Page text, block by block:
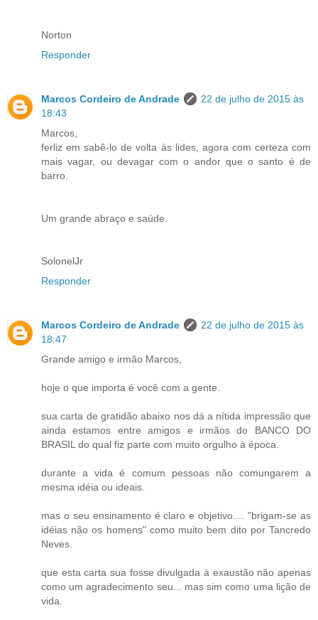
Norton
Responder
Marcos Cordeiro de Andrade
22 de julho de 2015 às
18:43
Marcos,
ferliz em sabê-lo de volta às lides, agora com certeza com
mais vagar, ou devagar com o andor que o santo é de
barro.
Um grande abraço e saúde.
SolonelJr
Responder
Marcos Cordeiro de Andrade
22 de julho de 2015 às
18:47
Grande amigo e irmão Marcos,
hoje o que importa é você com a gente.
sua carta de gratidão abaixo nos dá a nítida impressão que
ainda estamos entre amigos e irmãos do BANCO DO
BRASIL do qual fiz parte com muito orgulho à época.
durante a vida é comum pessoas não comungarem a
mesma idéia ou ideais.
mas o seu ensinamento é claro e objetivo.... "brigam-se as
idéias não os homens" como muito bem dito por Tancredo
Neves.
que esta carta sua fosse divulgada à exaustão não apenas
como um agradecimento seu... mas sim como uma lição de
vida.